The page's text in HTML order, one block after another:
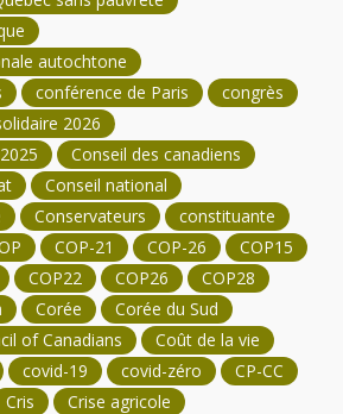
autochtone
conférence de Paris
congrès
2026
Conseil des canadiens
Conseil national
Conservateurs
constituante
COP-21 COP-26
COP15
COP22 COP26
COP28
Corée
Corée du Sud
of Canadians
Coût de la vie
covid-19 covid-zéro
CP-CC
Cris
Crise agricole